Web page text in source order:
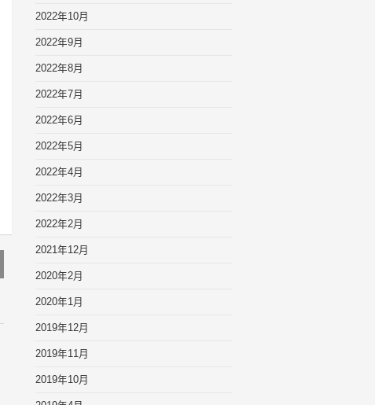
2022年10月
2022年9月
2022年8月
2022年7月
2022年6月
2022年5月
2022年4月
2022年3月
2022年2月
2021年12月
2020年2月
2020年1月
2019年12月
2019年11月
2019年10月